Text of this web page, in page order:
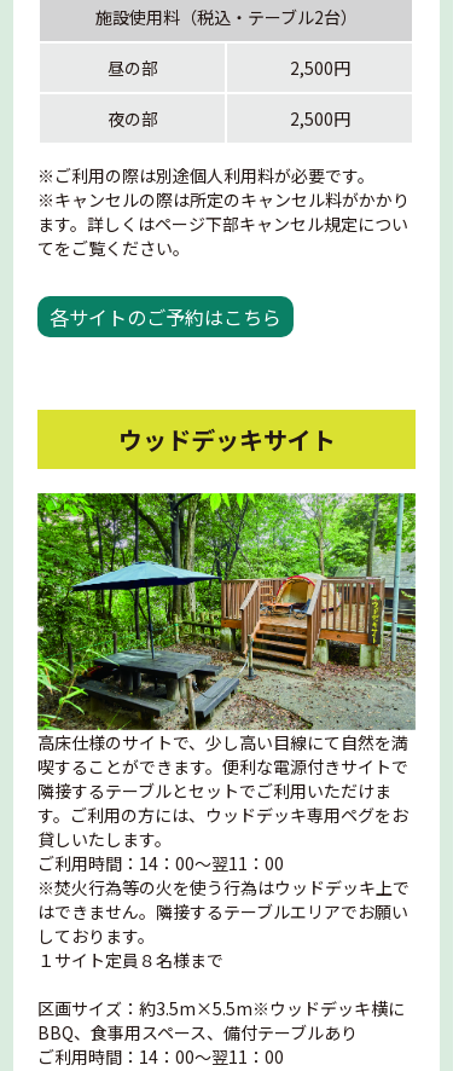
施設使用料（税込・テーブル2台）
昼の部 2,500円
夜の部 2,500円
※ご利用の際は別途個人利用料が必要です。
※キャンセルの際は所定のキャンセル料がかかり
ます。詳しくはページ下部キャンセル規定につい
てをご覧ください。
各サイトのご予約はこちら
ウッドデッキサイト
高床仕様のサイトで、少し高い目線にて自然を満
喫することができます。便利な電源付きサイトで
隣接するテーブルとセットでご利用いただけま
す。ご利用の方には、ウッドデッキ専用ペグをお
貸しいたします。
ご利用時間：14：00～翌11：00
※焚火行為等の火を使う行為はウッドデッキ上で
はできません。隣接するテーブルエリアでお願い
しております。
１サイト定員８名様まで
区画サイズ：約3.5m×5.5m※ウッドデッキ横に
BBQ、食事用スペース、備付テーブルあり
ご利用時間：14：00～翌11：00